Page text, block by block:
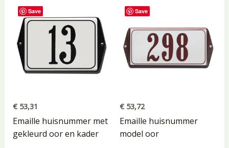
Save
€53,31
Emaille huisnummer met
gekleurd oor en kader
Save
€ 53,72
Emaille huisnummer
model oor